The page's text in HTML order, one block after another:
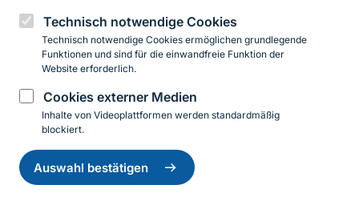
Technisch notwendige Cookies
Technisch notwendige Cookies ermöglichen grundlegende
Funktionen und sind für die einwandfreie Funktion der
Website erforderlich.
Cookies externer Medien
Inhalte von Videoplattformen werden standardmäßig
blockiert.
Auswahl bestätigen
Einwilligung
zurückziehen
Impressum
Datenschutz
InstagramFacebookYouTubeLinkedIn
© 2026 Bundesamt für Naturschutz